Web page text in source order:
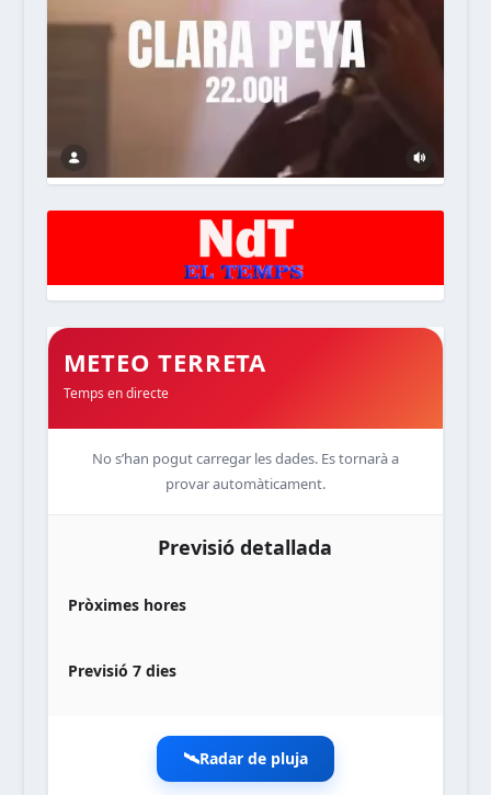
METEO TERRETA
Temps en directe
No s’han pogut carregar les dades. Es tornarà a
provar automàticament.
Previsió detallada
Pròximes hores
Previsió 7 dies
🛰️Radar de pluja